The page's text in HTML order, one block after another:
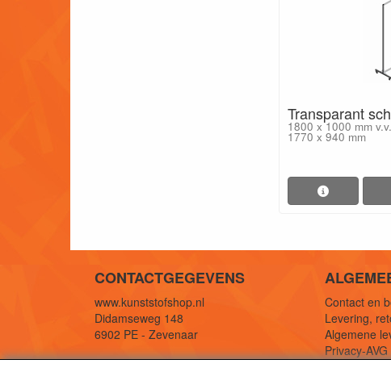
Transparant
1800 x 1000 mm
1770 x 940 mm
CONTACTGEGEVENS
www.kunststofshop.nl
Didamseweg 148
6902 PE - Zevenaar
Contact en
Levering,
Algemene
Privacy-AVG